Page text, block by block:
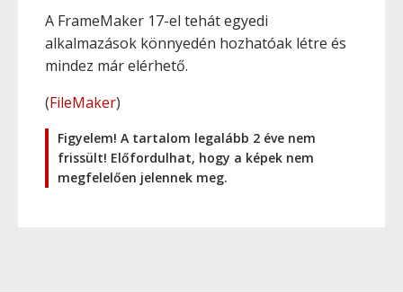
A FrameMaker 17-el tehát egyedi
alkalmazások könnyedén hozhatóak létre és
mindez már elérhető.
(FileMaker)
Figyelem! A tartalom legalább 2 éve nem
frissült! Előfordulhat, hogy a képek nem
megfelelően jelennek meg.